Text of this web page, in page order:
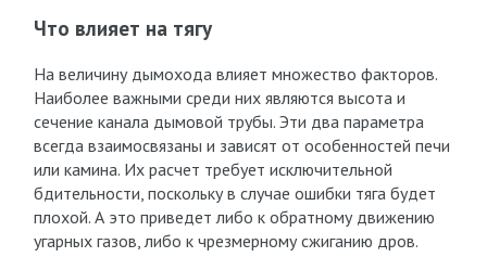
Что влияет на тягу
На величину дымохода влияет множество факторов.
Наиболее важными среди них являются высота и
сечение канала дымовой трубы. Эти два параметра
всегда взаимосвязаны и зависят от особенностей печи
или камина. Их расчет требует исключительной
бдительности, поскольку в случае ошибки тяга будет
плохой. А это приведет либо к обратному движению
угарных газов, либо к чрезмерному сжиганию дров.